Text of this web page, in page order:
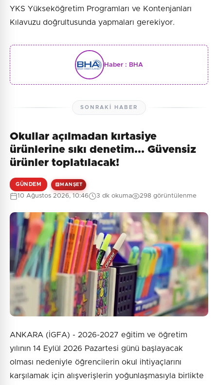
YKS Yükseköğretim Programları ve Kontenjanları
Kılavuzu doğrultusunda yapmaları gerekiyor.
Haber : BHA
SONRAKI HABER
Okullar açılmadan kırtasiye
ürünlerine sıkı denetim... Güvensiz
ürünler toplatılacak!
GÜNDEM MANŞET
10 Ağustos 2026, 10:46 3 dk okuma 298 görüntülenme
ANKARA (İGFA) - 2026-2027 eğitim ve öğretim
yılının 14 Eylül 2026 Pazartesi günü başlayacak
olması nedeniyle öğrencilerin okul ihtiyaçlarını
karşılamak için alışverişlerin yoğunlaşmasıyla birlikte